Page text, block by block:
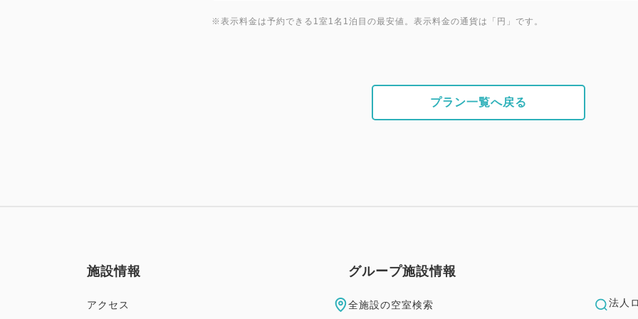
★3～5歳の幼児のご宿泊には
ご案内 ※予めご了承ください
☆お食事券、チケットはチェ
※表示料金は予約できる1室1名1泊目の最安値。表示料金の通貨は「円」です。
プラン一覧へ戻る
施設情報
アクセス
グループ施設情報
全施設の空室検索 法人